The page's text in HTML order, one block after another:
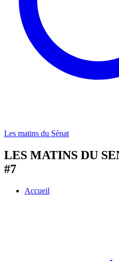
Les matins du Sénat
LES MATINS DU
#7
Accueil